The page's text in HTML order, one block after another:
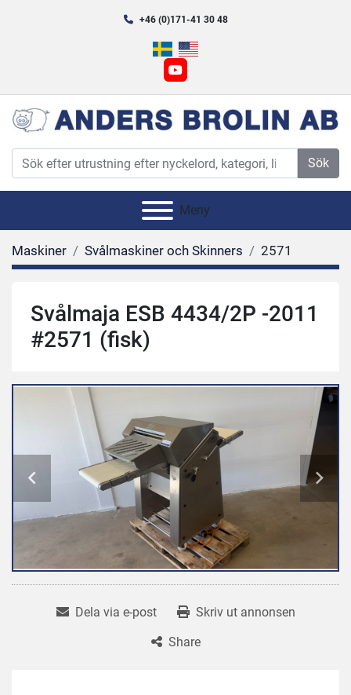
+46 (0)171-41 30 48
youtube
Sök
Meny
Maskiner Svålmaskiner och Skinners 2571
Svålmaja ESB 4434/2P -2011
#2571 (fisk)
Dela via e-post
Skriv ut annonsen
Share